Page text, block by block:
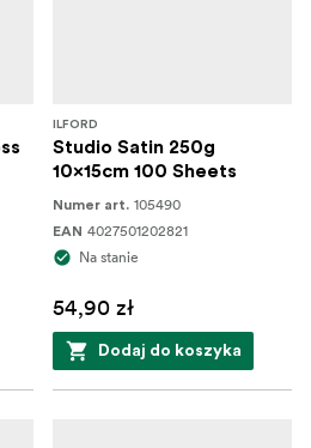
ILFORD
Studio Satin 250g
10x15cm 100 Sheets
Numer art. 105490
EAN 4027501202821
Na stanie
54,90 zł
Dodaj do koszyka